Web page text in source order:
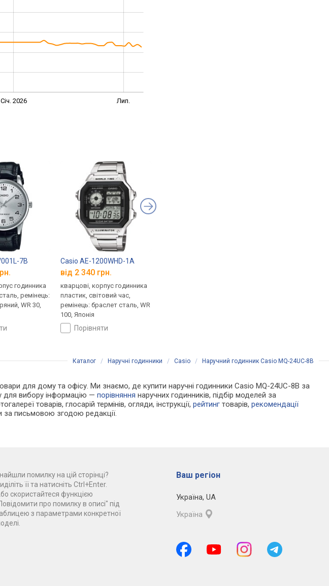
Січ. 2026 Лип.
7B
годинника
ремінець:
WR 30,
Casio AE-1200WHD-1A
від 2 340 грн.
кварцові, корпус годинника
пластик, світовий час,
ремінець: браслет сталь, WR
100, Японія
порівняти
Каталог / Наручні годинники / Casio / Наручний годинник Casio MQ-24UC-8B
для дому та офісу. Ми знаємо, де купити наручні годинники Casio MQ-24UC-8B за
для вибору інформацію —порівняння наручних годинників, підбір моделей за
товарів, глосарій термінів, огляди, інструкції,рейтинг товарів,рекомендації
за письмовою згодою редакції.
помилку на цій сторінці?
її та натисніть Ctrl+Enter.
скористайтеся функцією
про помилку в описі" під
з параметрами конкретної
Ваш регіон
Україна, UA
Україна